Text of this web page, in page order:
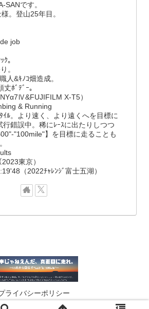
SANです。
。登山25年目。
job
ｸ。
。
人&ｷﾉｺ畑造成。
丈ﾎﾞﾃﾞｰ。
X-T5）
& Running
ｲﾙ。より速く、より遠くへを目標に
行錯誤中。稀にﾚｰｽに出たりしつつ
"100mile"】を目標に走ることも
東京）
（2022ﾁｬﾚﾝｼﾞ富士五湖）
ライバシーポリシー